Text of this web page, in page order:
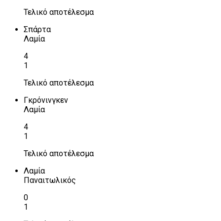
Τελικό αποτέλεσμα
Σπάρτα
Λαμία
4
1
Τελικό αποτέλεσμα
Γκρόνινγκεν
Λαμία
4
1
Τελικό αποτέλεσμα
Λαμία
Παναιτωλικός
0
1